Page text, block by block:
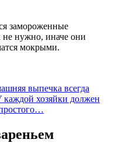
замороженные
не нужно, иначе они
мокрыми.
выпечка всегда
хозяйки должен